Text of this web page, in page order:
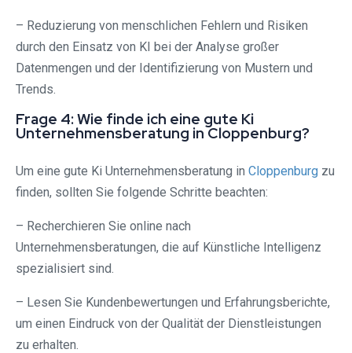
– Reduzierung von menschlichen Fehlern und Risiken
durch den Einsatz von KI bei der Analyse großer
Datenmengen und der Identifizierung von Mustern und
Trends.
Frage 4: Wie finde ich eine gute Ki
Unternehmensberatung in Cloppenburg?
Um eine gute Ki Unternehmensberatung in Cloppenburg zu
finden, sollten Sie folgende Schritte beachten:
– Recherchieren Sie online nach
Unternehmensberatungen, die auf Künstliche Intelligenz
spezialisiert sind.
– Lesen Sie Kundenbewertungen und Erfahrungsberichte,
um einen Eindruck von der Qualität der Dienstleistungen
zu erhalten.